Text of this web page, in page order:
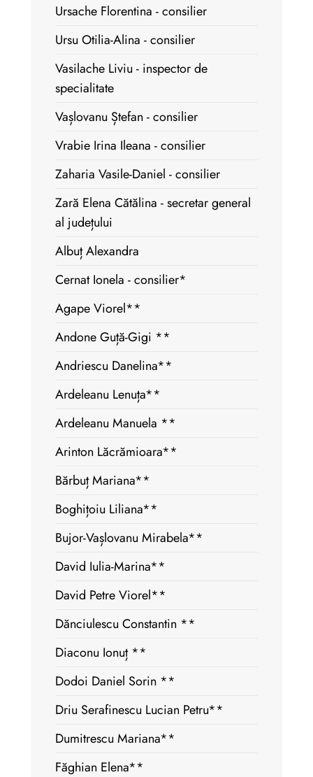
Ursache Florentina - consilier
Ursu Otilia-Alina - consilier
Vasilache Liviu - inspector de
specialitate
Vașlovanu Ștefan - consilier
Vrabie Irina Ileana - consilier
Zaharia Vasile-Daniel - consilier
Zară Elena Cătălina - secretar general
al județului
Albuț Alexandra
Cernat Ionela - consilier*
Agape Viorel**
Andone Guță-Gigi **
Andriescu Danelina**
Ardeleanu Lenuța**
Ardeleanu Manuela **
Arinton Lăcrămioara**
Bărbuț Mariana**
Boghițoiu Liliana**
Bujor-Vașlovanu Mirabela**
David Iulia-Marina**
David Petre Viorel**
Dănciulescu Constantin **
Diaconu Ionuț **
Dodoi Daniel Sorin **
Driu Serafinescu Lucian Petru**
Dumitrescu Mariana**
Făghian Elena**